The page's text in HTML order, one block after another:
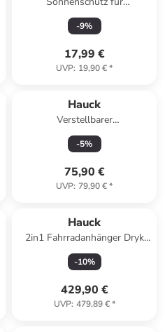
Fahrradanhänger Dryk in
schwarz
-9%
17,99 €
UVP: 19,90 €*
Hauck
Verstellbarer
Neugeborenenaufsatz in
grau,weiss
-5%
75,90 €
UVP: 79,90 €*
Hauck
2in1 Fahrradanhänger Dryk
Duo für 2 in gray
-10%
429,90 €
UVP: 479,89 €*